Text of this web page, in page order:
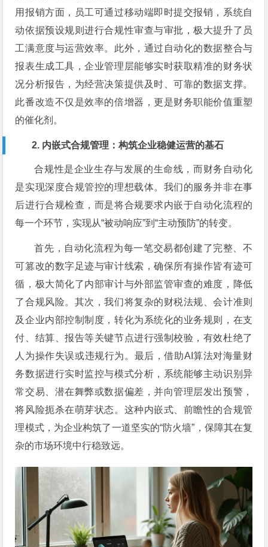
用报销方面，员工可通过移动端即时提交报销，系统自
动依据预设规则进行合规性审查与审批，极大提升了员
工满意度与运营效率。此外，通过自动化的数据整合与
报表生成工具，企业管理层能够实时获取精准的财务状
况分析报告，为经营决策提供及时、可靠的数据支撑。
此番改造不仅是效率的倍增器，更是财务职能价值重塑
的催化剂。
2. 内嵌式合规管理：构筑企业稳健运营的基石
合规性是企业生存与发展的生命线，而财务自动化
是实现深度合规管控的理想载体。我们的服务并非在事
后进行合规检查，而是将合规要求内嵌于自动化流程的
每一个环节，实现从“被动响应”到“主动预防”的转变。
首先，自动化流程为每一笔交易都创建了完整、不
可篡改的数字足迹与审计线索，确保所有操作皆有迹可
循，极大简化了内部审计与外部监管审查的难度，降低
了合规风险。其次，我们将复杂的财税法规、会计准则
及企业内部控制制度，转化为系统化的业务规则，在支
付、结算、报告等关键节点进行强制校验，有效杜绝了
人为操作失误或违规行为。最后，借助AI算法对海量财
务数据进行实时监控与模式分析，系统能够主动识别异
常交易、潜在舞弊或数据偏差，并向管理层发出预警，
将风险扼杀在萌芽状态。这种内嵌式、前瞻性的合规管
理模式，为企业构筑了一道坚实的“防火墙”，保障其在复
杂的市场环境中行稳致远。